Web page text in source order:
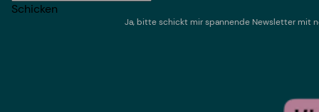
Schicken
Ja, bitte schickt mir spannende Newsletter mit